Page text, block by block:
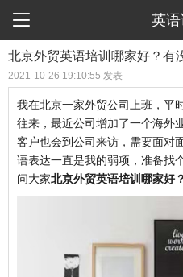
 英
北京外贸英语培训哪家好？有
2021-10-26 19:10:55 发表
我在北京一家外贸公司上班，平
往来，最近公司增加了一个海外
客户也会到公司来访，需要面对
语表达一直是我的弱项，准备找
问大家北京外贸英语培训哪家好